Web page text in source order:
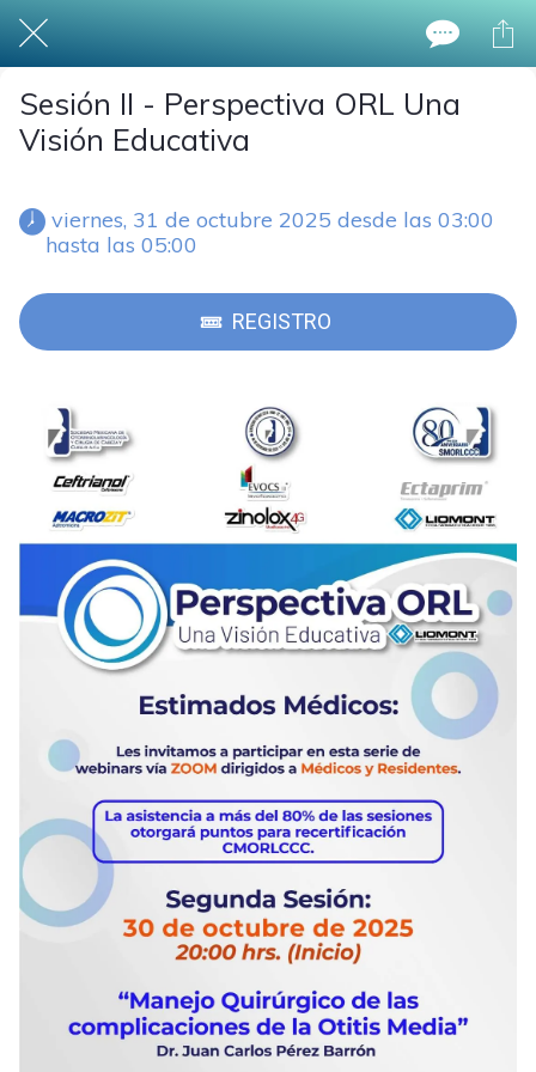
Sesión II - Perspectiva ORL Una
Visión Educativa
hasta las 05:00
REGISTRO